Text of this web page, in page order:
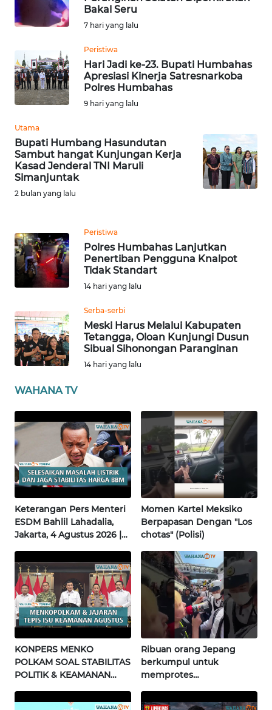
Bakal Seru
7 hari yang lalu
Peristiwa
Hari Jadi ke-23. Bupati Humbahas
Apresiasi Kinerja Satresnarkoba
Polres Humbahas
9 hari yang lalu
Utama
Bupati Humbang Hasundutan
Sambut hangat Kunjungan Kerja
Kasad Jenderal TNI Maruli
Simanjuntak
2 bulan yang lalu
Peristiwa
Polres Humbahas Lanjutkan
Penertiban Pengguna Knalpot
Tidak Standart
14 hari yang lalu
Serba-serbi
Meski Harus Melalui Kabupaten
Tetangga, Oloan Kunjungi Dusun
Sibual Sihonongan Paranginan
14 hari yang lalu
WAHANA TV
Keterangan Pers Menteri
ESDM Bahlil Lahadalia,
Jakarta, 4 Agustus 2026 |
Momen Kartel Meksiko
Berpapasan Dengan "Los
chotas" (Polisi)
KONPERS MENKO
POLKAM SOAL STABILITAS
POLITIK & KEAMANAN
Terkini
Ribuan orang Jepang
berkumpul untuk
memprotes
pertama di Fujisawa
WN
WN
NTB
SULTENG
WN
SULBAR
WN
SUMBAR
SUMSEL
WN
BENGKULU
WN
WN
NUSANTARA
WN
JOGJA
WN
JATIM
WN
BALI
WN
KALBAR
WN